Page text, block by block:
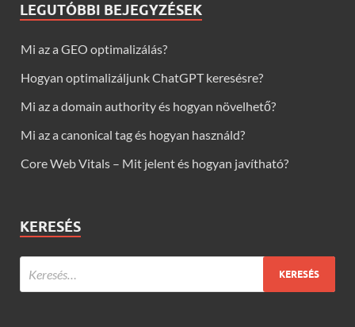
LEGUTÓBBI BEJEGYZÉSEK
Mi az a GEO optimalizálás?
Hogyan optimalizáljunk ChatGPT keresésre?
Mi az a domain authority és hogyan növelhető?
Mi az a canonical tag és hogyan használd?
Core Web Vitals – Mit jelent és hogyan javítható?
KERESÉS